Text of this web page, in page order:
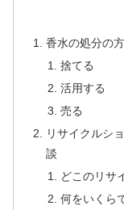
香水の処分の
捨てる
活用する
売る
リサイクルシ
談
どこのリサ
何をいくら